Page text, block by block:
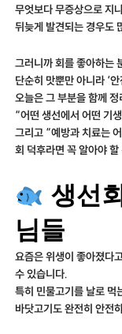
무엇보다 무증상으로 지
뒤늦게 발견되는 경우도
그러니까 회를 좋아하는
단순히 맛뿐만 아니라 ‘
오늘은 그 부분을 함께
“어떤 생선에서 어떤 기
그리고 “예방과 치료는
회 덕후라면 꼭 알아야
생선
님들
요즘은 위생이 좋아졌다
수 있습니다.
특히 민물고기를 날로 먹
바닷고기도 완전히 안전